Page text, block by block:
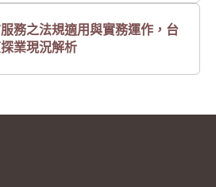
務之法規適用與實務運作，台
業現況解析